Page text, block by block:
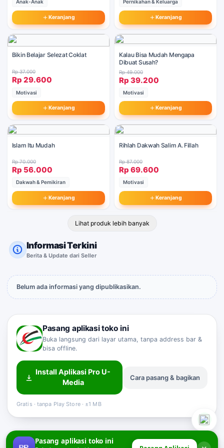
Anak-Anak
Keranjang
Pernikahan & Keluarga
Keranjang
Bikin Belajar Selezat Coklat
Rp 37.000
Rp 29.600
Motivasi
Keranjang
Kalau Bisa Mudah Mengapa
Dibuat Susah?
Rp 49.000
Rp 39.200
Motivasi
Keranjang
Islam Itu Mudah
Rp 70.000
Rp 56.000
Dakwah & Pemikiran
Keranjang
Rihlah Dakwah Salim A. Fillah
Rp 87.000
Rp 69.600
Motivasi
Keranjang
Lihat produk lebih banyak
Informasi Terkini
Berita & Update dari Seller
Belum ada informasi yang dipublikasikan.
Sahabat Pro-U
Pasang aplikasi toko ini
Buka langsung dari layar utama, tanpa address bar &
bisa offline.
Install Aplikasi Pro U-
Media
Cara pasang & bagikan
Gratis · tanpa Play Store · ±1 MB
Pasang aplikasi toko ini